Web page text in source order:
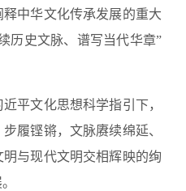
中华文化传承发展的重大
历史文脉、谱写当代华章”
文化思想科学指引下，
履铿锵，文脉赓续绵延、
与现代文明交相辉映的绚